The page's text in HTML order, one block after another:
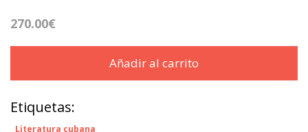
270.00€
Añadir al carrito
Etiquetas:
Literatura cubana